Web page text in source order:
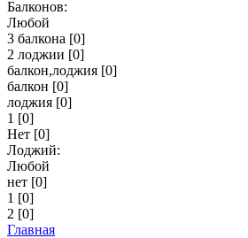
Балконов:
Любой
3 балкона [0]
2 лоджии [0]
балкон,лоджия [0]
балкон [0]
лоджия [0]
1 [0]
Нет [0]
Лоджий:
Любой
нет [0]
1 [0]
2 [0]
Главная